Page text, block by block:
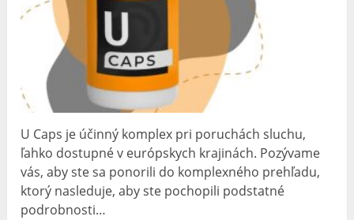
U Caps je účinný komplex pri poruchách sluchu,
ľahko dostupné v európskych krajinách. Pozývame
vás, aby ste sa ponorili do komplexného prehľadu,
ktorý nasleduje, aby ste pochopili podstatné
podrobnosti…